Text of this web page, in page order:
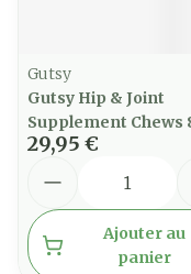
Gutsy
Gutsy Hip & Joint
Supplement Chews
29,95 €
Ajouter au
panier